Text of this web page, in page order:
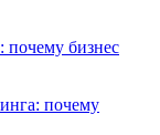
почему бизнес
почему